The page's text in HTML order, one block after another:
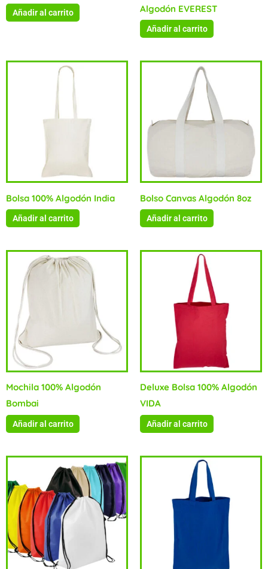
Añadir al carrito
Algodón EVEREST
Añadir al carrito
Bolsa 100% Algodón India
Añadir al carrito
Bolso Canvas Algodón 8oz
Añadir al carrito
Mochila 100% Algodón
Bombai
Añadir al carrito
Deluxe Bolsa 100% Algodón
VIDA
Añadir al carrito